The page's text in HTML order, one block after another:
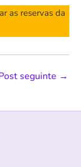
as reservas da
seguinte →